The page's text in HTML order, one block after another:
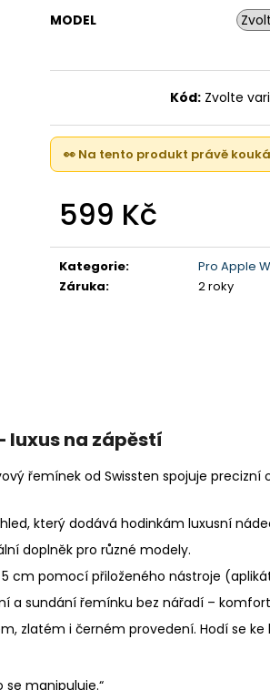
MODEL
Kód: Zvolte
👀 Na tento produkt právě kouká
599 Kč
cena:
Kategorie:
Pro Apple
Záruka: 2 roky
luxus na zápěstí
řemínek od Swissten spojuje
který dodává hodinkám luxusní
doplněk pro různé modely.
cm pomocí přiloženého nástroje
a sundání řemínku bez nářadí –
zlatém i černém provedení. Hodí se
manipuluje.“
(STAV A)
IPHONE 16 PRO,